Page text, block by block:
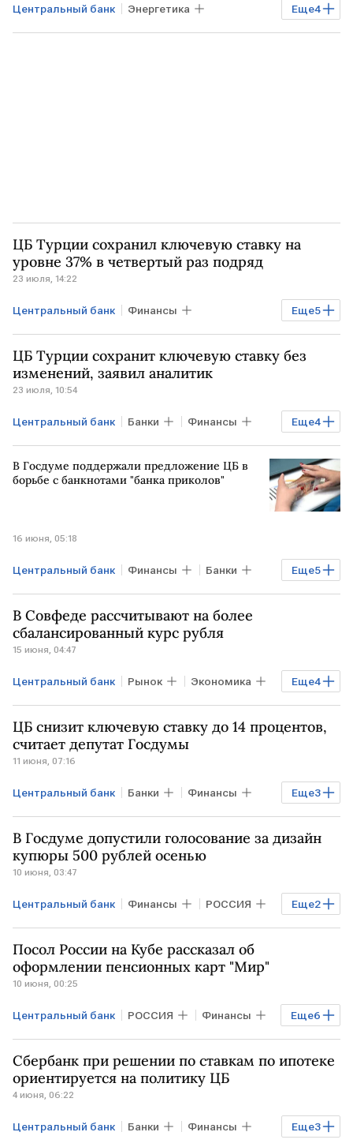
Еще4
Центральный банк Энергетика
Финансы Банки ТУРЦИЯ
ЦБ Турции сохранил ключевую ставку на
уровне 37% в четвертый раз подряд
23 июля, 14:22
Еще5
Центральный банк Финансы
Экономика Банки ТУРЦИЯ
БЛИЖНИЙ ВОСТОК центральные банки
ЦБ Турции сохранит ключевую ставку без
изменений, заявил аналитик
23 июля, 10:54
Еще4
Центральный банк Банки Финансы
ТУРЦИЯ Ормузский пролив
САУДОВСКАЯ АРАВИЯ
В Госдуме поддержали предложение ЦБ в
борьбе с банкнотами "банка приколов"
16 июня, 05:18
Еще5
Центральный банк Финансы Банки
РОССИЯ РФ Анатолий Аксаков
центральные банки Госдума
В Совфеде рассчитывают на более
сбалансированный курс рубля
15 июня, 04:47
Еще4
Центральный банк Рынок Экономика
Финансы Максим Решетников
Совет Федерации центральные банки
ЦБ снизит ключевую ставку до 14 процентов,
считает депутат Госдумы
11 июня, 07:16
Еще3
Центральный банк Банки Финансы
Экономика Анатолий Аксаков
центральные банки
В Госдуме допустили голосование за дизайн
купюры 500 рублей осенью
10 июня, 03:47
Еще2
Центральный банк Финансы РОССИЯ
Анатолий Аксаков центральные банки
Посол России на Кубе рассказал об
оформлении пенсионных карт "Мир"
10 июня, 00:25
Еще6
Центральный банк РОССИЯ Финансы
Экономика КУБА РФ США
центральные банки
Сбербанк при решении по ставкам по ипотеке
ориентируется на политику ЦБ
4 июня, 06:22
Еще3
Центральный банк Банки Финансы